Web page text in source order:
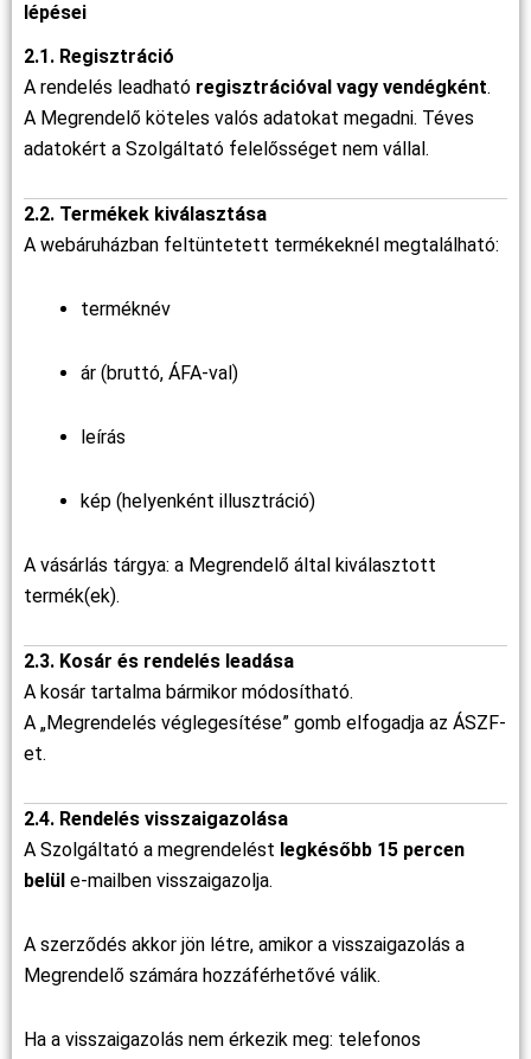
lépései
2.1. Regisztráció
A rendelés leadható regisztrációval vagy vendégként.
A Megrendelő köteles valós adatokat megadni. Téves
adatokért a Szolgáltató felelősséget nem vállal.
2.2. Termékek kiválasztása
A webáruházban feltüntetett termékeknél megtalálható:
terméknév
ár (bruttó, ÁFA-val)
leírás
kép (helyenként illusztráció)
A vásárlás tárgya: a Megrendelő által kiválasztott
termék(ek).
2.3. Kosár és rendelés leadása
A kosár tartalma bármikor módosítható.
A „Megrendelés véglegesítése” gomb elfogadja az ÁSZF-
et.
2.4. Rendelés visszaigazolása
A Szolgáltató a megrendelést legkésőbb 15 percen
belül e-mailben visszaigazolja.
A szerződés akkor jön létre, amikor a visszaigazolás a
Megrendelő számára hozzáférhetővé válik.
Ha a visszaigazolás nem érkezik meg: telefonos